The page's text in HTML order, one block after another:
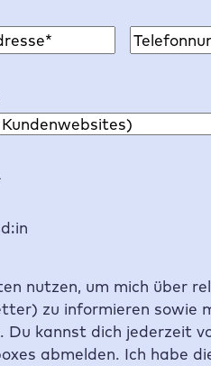
P
h
e
nutzen, um mich über
zu informieren sowie
Du kannst dich jederzeit
abmelden. Ich habe